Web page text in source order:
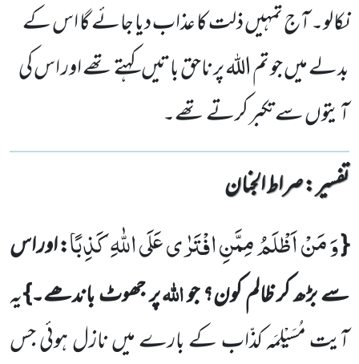
نکالو۔ آج تمہیں ذلت کا عذاب دیا جائے گا اس کے
بدلے میں جو تم اللہ پر ناحق باتیں کہتے تھے اور اس کی
آیتوں سے تکبر کرتے تھے۔
تفسیر : ‎صراط الجنان
{وَ مَنْ اَظْلَمُ مِمَّنِ افْتَرٰى عَلَى اللّٰهِ كَذِبًا: اور اس
سے بڑھ کر ظالم کون؟ جواللہپر جھوٹ باندھے۔}یہ
آیت مُسَیْلِمَہ کذّاب کے بارے میں نازل ہوئی جس